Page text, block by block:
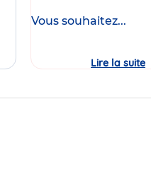
Vous souhaitez...
Lire la suite